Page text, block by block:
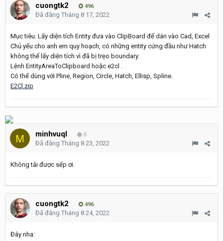
cuongtk2 496
Đã đăng Tháng 8 17, 2022
Mục tiêu: Lấy diện tích Entity đưa vào ClipBoard để dán vào Cad, Excel
Chủ yếu cho anh em quy hoạch, có những entity cứng đầu như Hatch
không thể lấy diện tích vì đã bị trẹo boundary.
Lệnh EntityAreaToClipboard hoặc e2cl .
Có thể dùng với Pline, Region, Circle, Hatch, Ellisp, Spline.
E2Cl.zip
minhvuql 0
Đã đăng Tháng 8 23, 2022
Không tải được sếp ơi.
cuongtk2 496
Đã đăng Tháng 8 24, 2022
Đây nha: